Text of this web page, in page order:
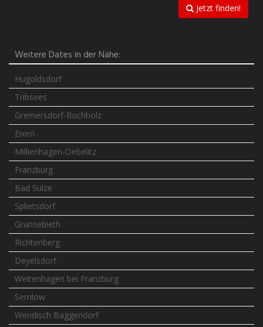
Jetzt finden!
Weitere Dates in der Nähe:
Hugoldsdorf
Tribsees
Gremersdorf-Buchholz
Eixen
Millienhagen-Oebelitz
Franzburg
Bad Sülze
Splietsdorf
Gransebieth
Richtenberg
Deyelsdorf
Weitenhagen bei Franzburg
Semlow
Wendisch Baggendorf